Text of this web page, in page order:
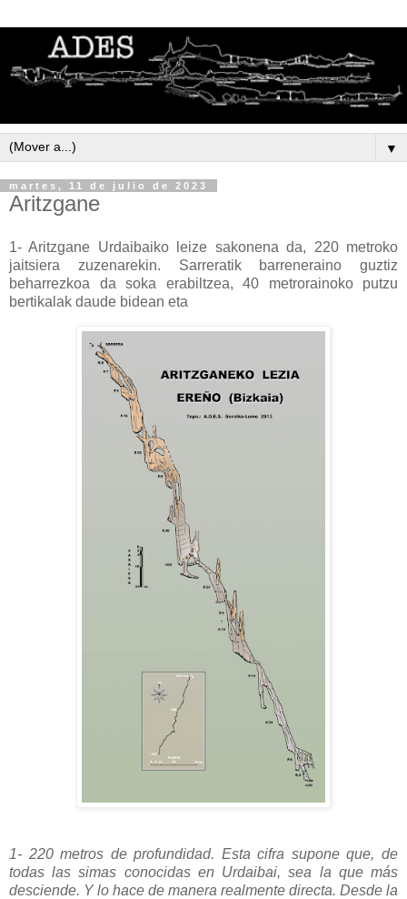
▼
martes, 11 de julio de 2023
Aritzgane
1- Aritzgane Urdaibaiko leize sakonena da, 220 metroko
jaitsiera zuzenarekin. Sarreratik barreneraino guztiz
beharrezkoa da soka erabiltzea, 40 metrorainoko putzu
bertikalak daude bidean eta
1- 220 metros de profundidad. Esta cifra supone que, de
todas las simas conocidas en Urdaibai, sea la que más
desciende. Y lo hace de manera realmente directa. Desde la